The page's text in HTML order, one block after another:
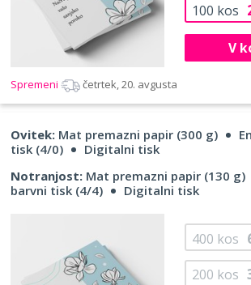
100 kos
V
Spremeni četrtek, 20. avgusta
Ovitek: Mat premazni papir (300 g)
tisk (4/0)
Digitalni tisk
Notranjost: Mat premazni papir (130 g)
barvni tisk (4/4)
Digitalni tisk
200 kos
400 kos